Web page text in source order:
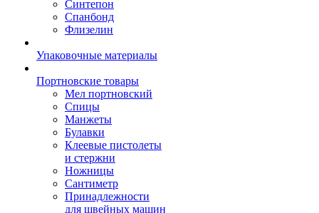
Синтепон
Спанбонд
Флизелин
Упаковочные материалы
Портновские товары
Мел портновский
Спицы
Манжеты
Булавки
Клеевые пистолеты
и стержни
Ножницы
Сантиметр
Принадлежности
для швейных машин